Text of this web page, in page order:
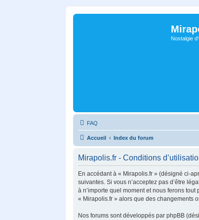
Nostalgie
FAQ
Accueil Index du forum
Mirapolis.fr - Conditions
En accédant à « Mirapolis.fr » (désigné ci-
suivantes. Si vous n’acceptez pas d’être
à n’importe quel moment et nous ferons
« Mirapolis.fr » alors que des changements
Nos forums sont développés par phpBB